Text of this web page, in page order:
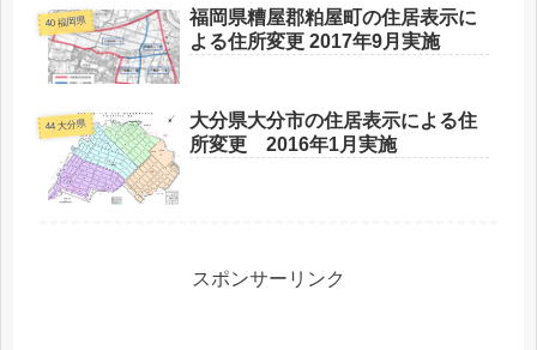
40 福岡県
福岡県糟屋郡粕屋町の住居表示に
よる住所変更 2017年9月実施
44 大分県
大分県大分市の住居表示による住
所変更 2016年1月実施
スポンサーリンク